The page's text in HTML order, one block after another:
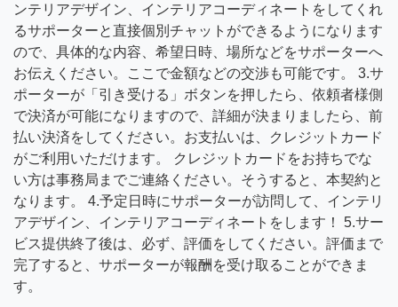
ンテリアデザイン、インテリアコーディネートをしてくれ
るサポーターと直接個別チャットができるようになります
ので、具体的な内容、希望日時、場所などをサポーターへ
お伝えください。ここで金額などの交渉も可能です。 3.サ
ポーターが「引き受ける」ボタンを押したら、依頼者様側
で決済が可能になりますので、詳細が決まりましたら、前
払い決済をしてください。お支払いは、クレジットカード
がご利用いただけます。 クレジットカードをお持ちでな
い方は事務局までご連絡ください。そうすると、本契約と
なります。 4.予定日時にサポーターが訪問して、インテリ
アデザイン、インテリアコーディネートをします！ 5.サー
ビス提供終了後は、必ず、評価をしてください。評価まで
完了すると、サポーターが報酬を受け取ることができま
す。